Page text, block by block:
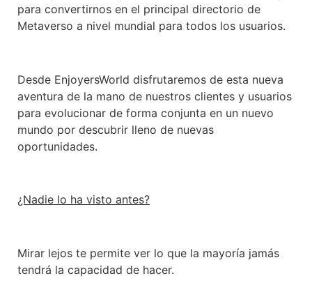
para convertirnos en el principal directorio de
Metaverso a nivel mundial para todos los usuarios.
Desde EnjoyersWorld disfrutaremos de esta nueva
aventura de la mano de nuestros clientes y usuarios
para evolucionar de forma conjunta en un nuevo
mundo por descubrir lleno de nuevas
oportunidades.
¿Nadie lo ha visto antes?
Mirar lejos te permite ver lo que la mayoría jamás
tendrá la capacidad de hacer.